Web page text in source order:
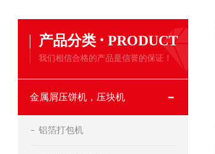
产品分类 · PRODUCT
我们相信合格的产品是信誉的保证！
金属屑压饼机，压块机
铝箔打包机